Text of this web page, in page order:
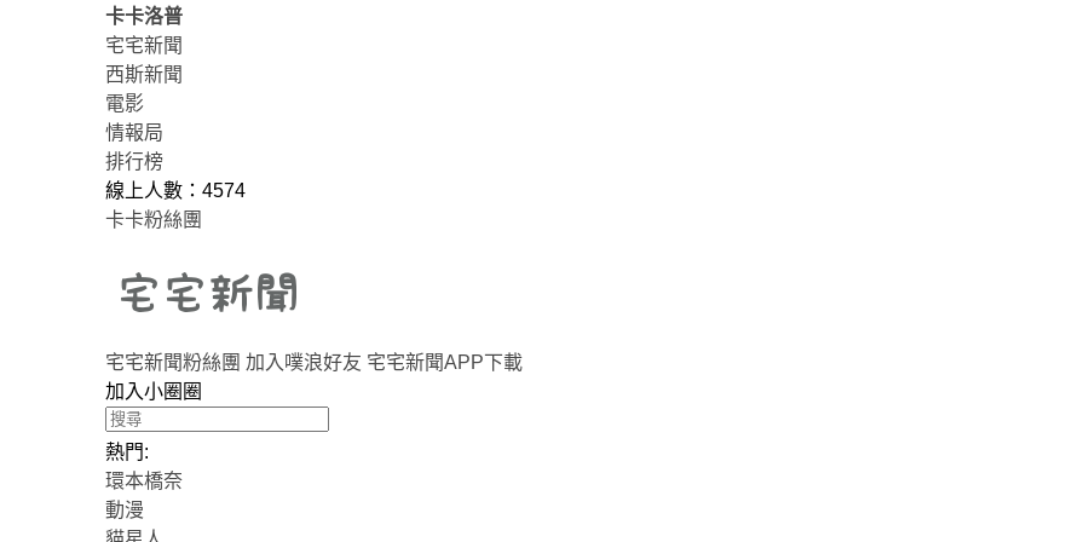
卡卡洛普
宅宅新聞
西斯新聞
電影
情報局
排行榜
線上人數：4574
卡卡粉絲團
宅宅新聞粉絲團 加入噗浪好友 宅宅新聞APP下載
加入小圈圈
熱門:
環本橋奈
動漫